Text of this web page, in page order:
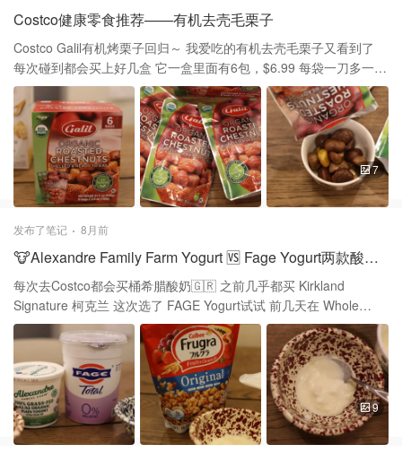
Shake Shack汉堡🍔小朋友现在的福利不错👍 Shake Shack新品
Korean BBQ 我的夏日限定1⃣️3⃣️｜Shake Shack🍔
Costco健康零食推荐——有机去壳毛栗子
Costco Galil有机烤栗子回归～ 我爱吃的有机去壳毛栗子又看到了
每次碰到都会买上好几盒 它一盒里面有6包，$6.99 每袋一刀多一
点，而且这个🌰是有机的 盒子上标注无麸质，纯素，有机 最重要的
是不含防腐剂❕ 一到冬天就喜欢买糖炒栗子 在路上远远就能知道附近
有卖糖炒栗子 闻着🌰的香气就想停下脚步 现在秤斤的糖炒栗子也不
便宜 一磅要十几刀，回来还要自己剥皮 往往剥的手又嘿又脏 有时候
费劲咬开还可能是坏的 这款有机烤毛栗子🌰 解决了我所有的后顾之
忧 它是去壳的，独立包装 出门在外也方便携带，包里随时备着 随时
就能打开一包，吃起来超方便 现在买东西习惯看配料表 这个毛栗子
是无任何添加 没有吃到过坏的，估计包装前都会严格筛检 亚麻和
7
发布了笔记 8月前
🐮Alexandre Family Farm Yogurt 🆚 Fage Yogurt两款酸奶对比
每次去Costco都会买桶希腊酸奶🇬🇷 之前几乎都买 Kirkland
Signature 柯克兰 这次选了 FAGE Yogurt试试 前几天在 Whole
Foods 买了Alexandre 今天简单来比较一下这两款yogurt Alexandre
Family Farm Yogurt 是由草饲奶牛的牛奶制成的 这些奶牛只吃牧场
植物干草等 酸奶是低脂肪，有机的，没有甜味 牛奶也喜欢在猴父子
买这个牌子的 这款酸奶口感creamy但不是特别浓稠 适合搭配
Granola，Cereal 在 YAMI 亚米 买的这款日本CALBEE卡乐比
Frugra富果乐营养水果谷物燕麦片和这款酸奶特别搭 这包Granola
里有各种水果干，南瓜籽 含有丰富的营养和膳食纤维 不喜欢吃脆的
9